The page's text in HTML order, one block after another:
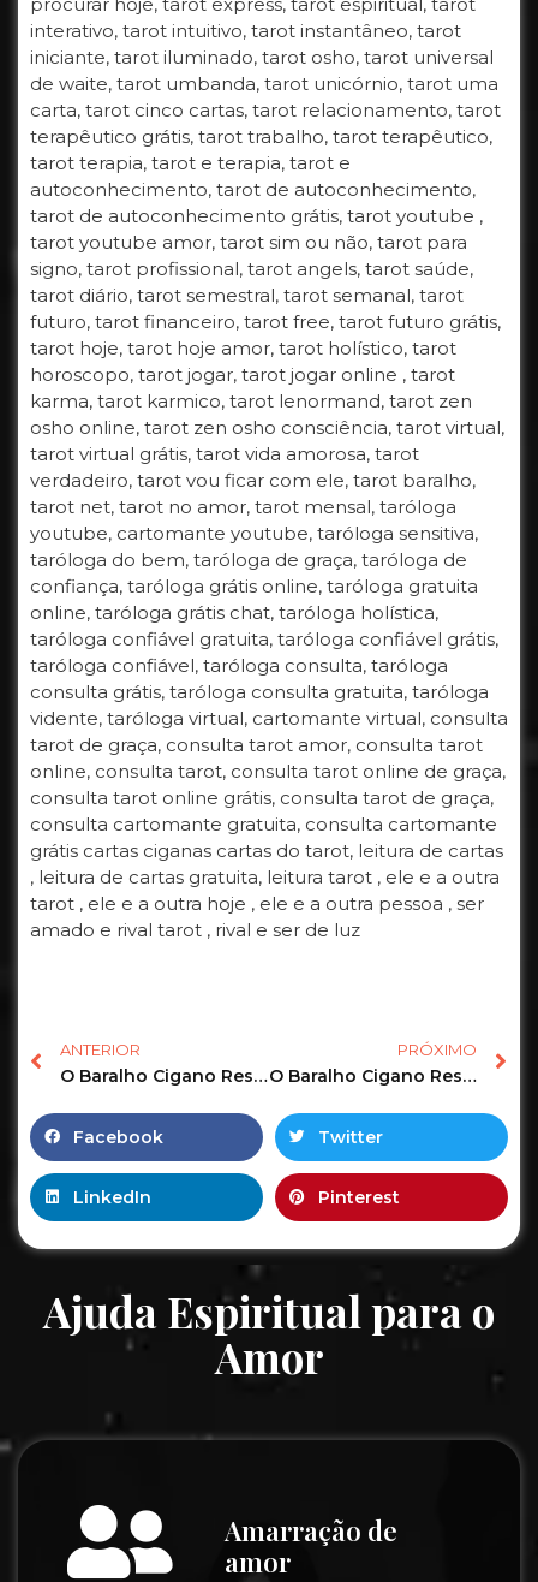
interativo, tarot intuitivo, tarot instantâneo, tarot
iniciante, tarot iluminado, tarot osho, tarot universal
de waite, tarot umbanda, tarot unicórnio, tarot uma
carta, tarot cinco cartas, tarot relacionamento, tarot
terapêutico grátis, tarot trabalho, tarot terapêutico,
tarot terapia, tarot e terapia, tarot e
autoconhecimento, tarot de autoconhecimento,
tarot de autoconhecimento grátis, tarot youtube ,
tarot youtube amor, tarot sim ou não, tarot para
signo, tarot profissional, tarot angels, tarot saúde,
tarot diário, tarot semestral, tarot semanal, tarot
futuro, tarot financeiro, tarot free, tarot futuro grátis,
tarot hoje, tarot hoje amor, tarot holístico, tarot
horoscopo, tarot jogar, tarot jogar online , tarot
karma, tarot karmico, tarot lenormand, tarot zen
osho online, tarot zen osho consciência, tarot virtual,
tarot virtual grátis, tarot vida amorosa, tarot
verdadeiro, tarot vou ficar com ele, tarot baralho,
tarot net, tarot no amor, tarot mensal, taróloga
youtube, cartomante youtube, taróloga sensitiva,
taróloga do bem, taróloga de graça, taróloga de
confiança, taróloga grátis online, taróloga gratuita
online, taróloga grátis chat, taróloga holística,
taróloga confiável gratuita, taróloga confiável grátis,
taróloga confiável, taróloga consulta, taróloga
consulta grátis, taróloga consulta gratuita, taróloga
vidente, taróloga virtual, cartomante virtual, consulta
tarot de graça, consulta tarot amor, consulta tarot
online, consulta tarot, consulta tarot online de graça,
consulta tarot online grátis, consulta tarot de graça,
consulta cartomante gratuita, consulta cartomante
grátis cartas ciganas cartas do tarot, leitura de cartas
, leitura de cartas gratuita, leitura tarot , ele e a outra
tarot , ele e a outra hoje , ele e a outra pessoa , ser
amado e rival tarot , rival e ser de luz
ANTERIOR
O Baralho Cigano Responde o Tarot Revela as Previsões para sua vida amorosa! #tarot #tarotdoamor 17
PRÓXIMO
O Baralho Cigano Responde o Tarot Revela as Previsões para sua vida amorosa! #tarot #tarothoje 14
Facebook Twitter
LinkedIn Pinterest
Ajuda Espiritual para o
Amor
Amarração de
amor